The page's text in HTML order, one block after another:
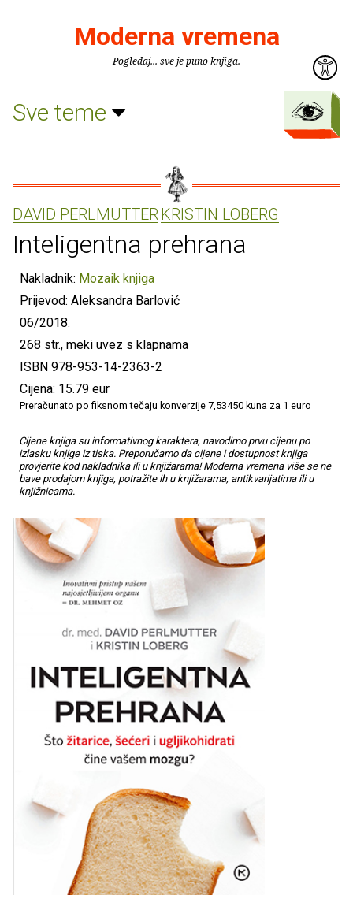
Moderna vremena
Pogledaj... sve je puno knjiga.
Sve teme
DAVID PERLMUTTERKRISTIN LOBERG
Inteligentna prehrana
Nakladnik: Mozaik knjiga
Prijevod: Aleksandra Barlović
06/2018.
268 str., meki uvez s klapnama
ISBN 978-953-14-2363-2
Cijena: 15.79 eur
Preračunato po fiksnom tečaju konverzije 7,53450 kuna za 1 euro
Cijene knjiga su informativnog karaktera, navodimo prvu cijenu po
izlasku knjige iz tiska. Preporučamo da cijene i dostupnost knjiga
provjerite kod nakladnika ili u knjižarama! Moderna vremena više se ne
bave prodajom knjiga, potražite ih u knjižarama, antikvarijatima ili u
knjižnicama.